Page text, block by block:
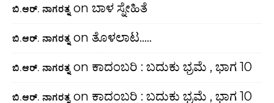
ಬಿ.ಆರ್. ನಾಗರತ್ನ on ಬಾಳ ಸ್ನೇಹಿತೆ
ಬಿ.ಆರ್. ನಾಗರತ್ನ on ತೊಳಲಾಟ…..
ಬಿ.ಆರ್. ನಾಗರತ್ನ on ಕಾದಂಬರಿ : ಬದುಕು ಭ್ರಮೆ , ಭಾಗ 10
ಬಿ.ಆರ್. ನಾಗರತ್ನ on ಕಾದಂಬರಿ : ಬದುಕು ಭ್ರಮೆ , ಭಾಗ 10